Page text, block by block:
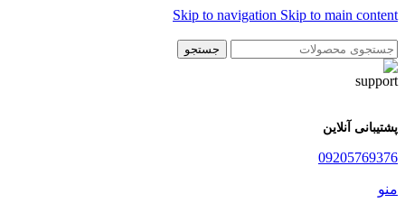
Skip to navigation Skip to main content
جستجو
پشتیبانی آنلاین
09205769376
منو